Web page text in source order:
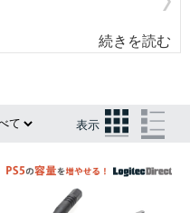
続きを読む
表示